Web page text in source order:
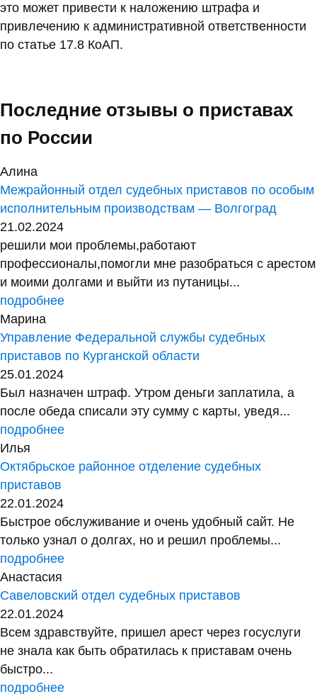
это может привести к наложению штрафа и
привлечению к административной ответственности
по статье 17.8 КоАП.
Последние отзывы о приставах
по России
Алина
Межрайонный отдел судебных приставов по особым
исполнительным производствам — Волгоград
21.02.2024
решили мои проблемы,работают
профессионалы,помогли мне разобраться с арестом
и моими долгами и выйти из путаницы...
подробнее
Марина
Управление Федеральной службы судебных
приставов по Курганской области
25.01.2024
Был назначен штраф. Утром деньги заплатила, а
после обеда списали эту сумму с карты, уведя...
подробнее
Илья
Октябрьское районное отделение судебных
приставов
22.01.2024
Быстрое обслуживание и очень удобный сайт. Не
только узнал о долгах, но и решил проблемы...
подробнее
Анастасия
Савеловский отдел судебных приставов
22.01.2024
Всем здравствуйте, пришел арест через госуслуги
не знала как быть обратилась к приставам очень
быстро...
подробнее